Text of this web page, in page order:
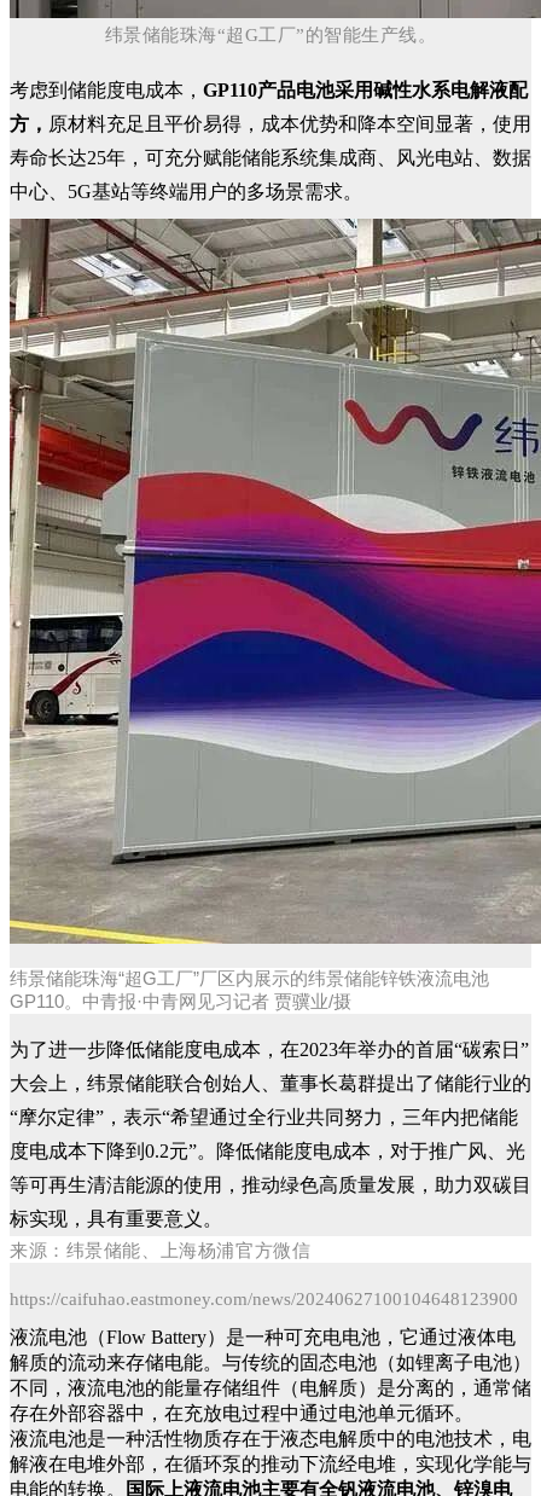
纬景储能珠海“超G工厂”的智能生产线。
考虑到储能度电成本， GP110产品电池采用碱性水系电解液配
方， 原材料充足且平价易得，成本优势和降本空间显著，使用
寿命长达25年，可充分赋能储能系统集成商、风光电站、数据
中心、5G基站等终端用户的多场景需求。
纬景储能珠海“超G工厂”厂区内展示的纬景储能锌铁液流电池
GP110。中青报·中青网见习记者 贾骥业/摄
为了进一步降低储能度电成本，在2023年举办的首届“碳索日”
大会上，纬景储能联合创始人、董事长葛群提出了储能行业的
“摩尔定律”，表示“希望通过全行业共同努力，三年内把储能
度电成本下降到0.2元”。降低储能度电成本，对于推广风、光
等可再生清洁能源的使用，推动绿色高质量发展，助力双碳目
标实现，具有重要意义。
来源：纬景储能、上海杨浦官方微信
https://caifuhao.eastmoney.com/news/20240627100104648123900
液流电池（Flow Battery）是一种可充电电池，它通过液体电
解质的流动来存储电能。与传统的固态电池（如锂离子电池）
不同，液流电池的能量存储组件（电解质）是分离的，通常储
存在外部容器中，在充放电过程中通过电池单元循环。
液流电池是一种活性物质存在于液态电解质中的电池技术，电
解液在电堆外部，在循环泵的推动下流经电堆，实现化学能与
电能的转换。
国际上液流电池主要有全钒液流电池、锌溴电